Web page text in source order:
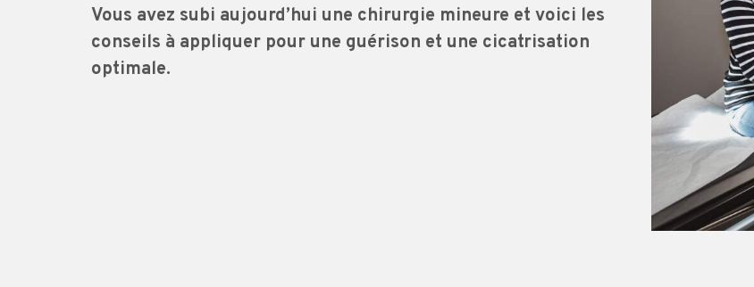
Vous avez subi aujourd’hui une chirurgie mineure et voici les
conseils à appliquer pour une guérison et une cicatrisation
optimale.